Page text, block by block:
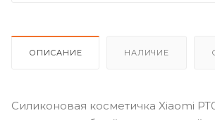
ОПИСАНИЕ НАЛИЧИЕ
Силиконовая косметичка Xiaomi